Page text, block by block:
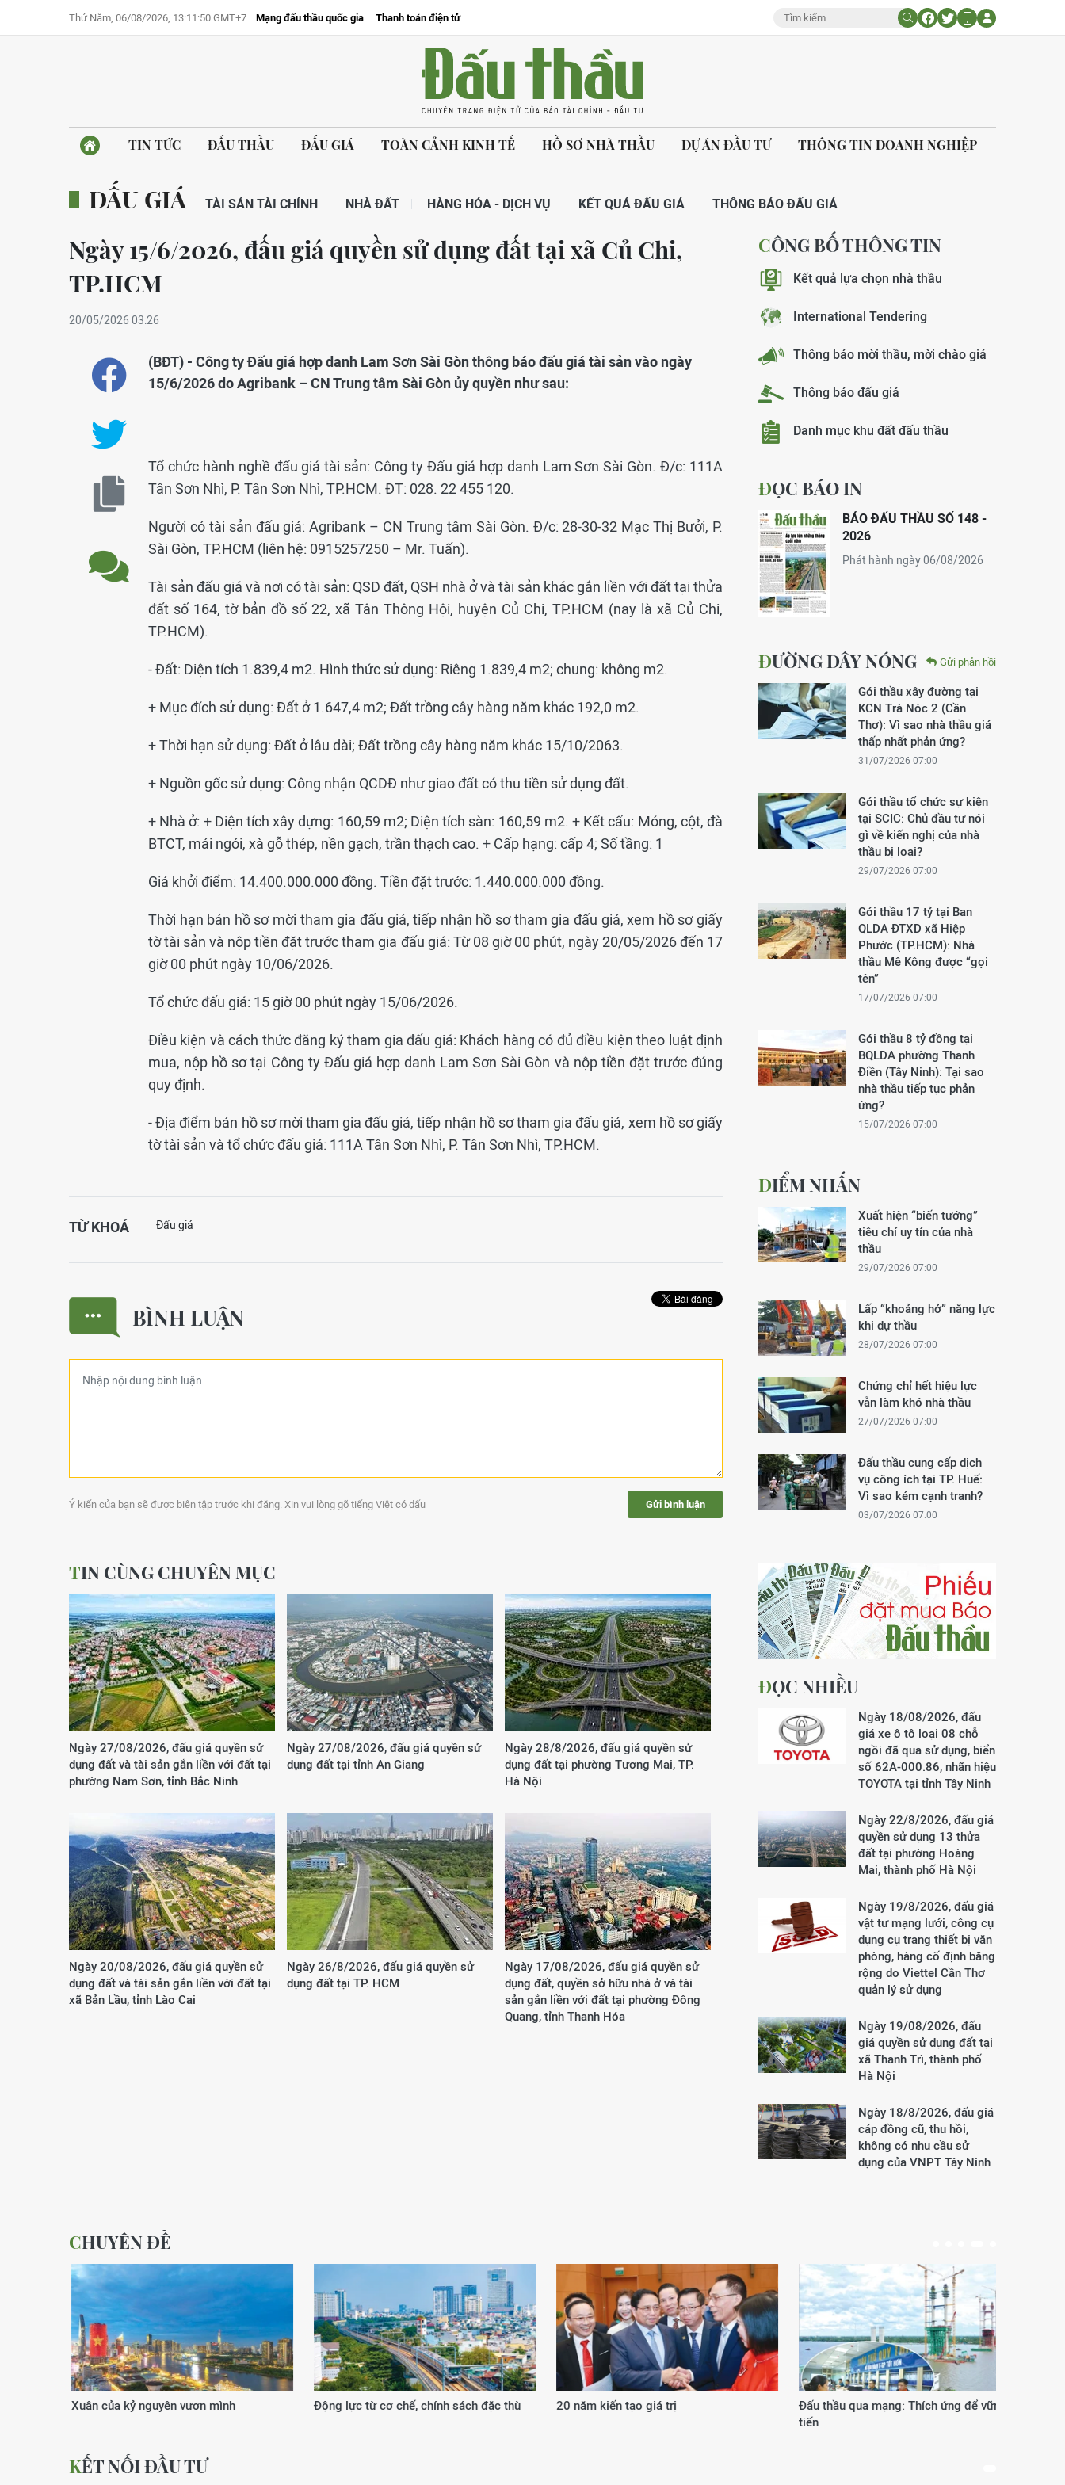
Thứ Năm, 06/08/2026, 13:11:50 GMT+7 Mạng đấu thầu quốc gia Thanh toán điện tử
TIN TỨC ĐẤU THẦU ĐẤU GIÁ TOÀN CẢNH KINH TẾ HỒ SƠ NHÀ THẦU DỰ ÁN ĐẦU TƯ THÔNG TIN DOANH NGHIỆP
ĐẤU GIÁ TÀI SẢN TÀI CHÍNH NHÀ ĐẤT HÀNG HÓA - DỊCH VỤ KẾT QUẢ ĐẤU GIÁ THÔNG BÁO ĐẤU GIÁ
Ngày 15/6/2026, đấu giá quyền sử dụng đất tại xã Củ Chi,
TP.HCM
20/05/2026 03:26
(BĐT) - Công ty Đấu giá hợp danh Lam Sơn Sài Gòn thông báo đấu giá tài sản vào ngày
15/6/2026 do Agribank – CN Trung tâm Sài Gòn ủy quyền như sau:
Tổ chức hành nghề đấu giá tài sản: Công ty Đấu giá hợp danh Lam Sơn Sài Gòn. Đ/c: 111A
Tân Sơn Nhì, P. Tân Sơn Nhì, TP.HCM. ĐT: 028. 22 455 120.
Người có tài sản đấu giá: Agribank – CN Trung tâm Sài Gòn. Đ/c: 28-30-32 Mạc Thị Bưởi, P.
Sài Gòn, TP.HCM (liên hệ: 0915257250 – Mr. Tuấn).
Tài sản đấu giá và nơi có tài sản: QSD đất, QSH nhà ở và tài sản khác gắn liền với đất tại thửa
đất số 164, tờ bản đồ số 22, xã Tân Thông Hội, huyện Củ Chi, TP.HCM (nay là xã Củ Chi,
TP.HCM).
- Đất: Diện tích 1.839,4 m2. Hình thức sử dụng: Riêng 1.839,4 m2; chung: không m2.
+ Mục đích sử dụng: Đất ở 1.647,4 m2; Đất trồng cây hàng năm khác 192,0 m2.
+ Thời hạn sử dụng: Đất ở lâu dài; Đất trồng cây hàng năm khác 15/10/2063.
+ Nguồn gốc sử dụng: Công nhận QCDĐ như giao đất có thu tiền sử dụng đất.
+ Nhà ở: + Diện tích xây dựng: 160,59 m2; Diện tích sàn: 160,59 m2. + Kết cấu: Móng, cột, đà
BTCT, mái ngói, xà gỗ thép, nền gạch, trần thạch cao. + Cấp hạng: cấp 4; Số tầng: 1
Giá khởi điểm: 14.400.000.000 đồng. Tiền đặt trước: 1.440.000.000 đồng.
Thời hạn bán hồ sơ mời tham gia đấu giá, tiếp nhận hồ sơ tham gia đấu giá, xem hồ sơ giấy
tờ tài sản và nộp tiền đặt trước tham gia đấu giá: Từ 08 giờ 00 phút, ngày 20/05/2026 đến 17
giờ 00 phút ngày 10/06/2026.
Tổ chức đấu giá: 15 giờ 00 phút ngày 15/06/2026.
Điều kiện và cách thức đăng ký tham gia đấu giá: Khách hàng có đủ điều kiện theo luật định
mua, nộp hồ sơ tại Công ty Đấu giá hợp danh Lam Sơn Sài Gòn và nộp tiền đặt trước đúng
quy định.
- Địa điểm bán hồ sơ mời tham gia đấu giá, tiếp nhận hồ sơ tham gia đấu giá, xem hồ sơ giấy
tờ tài sản và tổ chức đấu giá: 111A Tân Sơn Nhì, P. Tân Sơn Nhì, TP.HCM.
TỪ KHOÁ Đấu giá
BÌNH LUẬN
Ý kiến của bạn sẽ được biên tập trước khi đăng. Xin vui lòng gõ tiếng Việt có dấu Gửi bình luận
TIN CÙNG CHUYÊN MỤC
Ngày 27/08/2026, đấu giá quyền sử
dụng đất và tài sản gắn liền với đất tại
phường Nam Sơn, tỉnh Bắc Ninh
Ngày 27/08/2026, đấu giá quyền sử
dụng đất tại tỉnh An Giang
Ngày 28/8/2026, đấu giá quyền sử
dụng đất tại phường Tương Mai, TP.
Hà Nội
Ngày 20/08/2026, đấu giá quyền sử
dụng đất và tài sản gắn liền với đất tại
xã Bản Lầu, tỉnh Lào Cai
Ngày 26/8/2026, đấu giá quyền sử
dụng đất tại TP. HCM
Ngày 17/08/2026, đấu giá quyền sử
dụng đất, quyền sở hữu nhà ở và tài
sản gắn liền với đất tại phường Đông
Quang, tỉnh Thanh Hóa
CÔNG BỐ THÔNG TIN
Kết quả lựa chọn nhà thầu
International Tendering
Thông báo mời thầu, mời chào giá
Thông báo đấu giá
Danh mục khu đất đấu thầu
ĐỌC BÁO IN
BÁO ĐẤU THẦU SỐ 148 -
2026
Phát hành ngày 06/08/2026
ĐƯỜNG DÂY NÓNG Gửi phản hồi
Gói thầu xây đường tại
KCN Trà Nóc 2 (Cần
Thơ): Vì sao nhà thầu giá
thấp nhất phản ứng?
31/07/2026 07:00
Gói thầu tổ chức sự kiện
tại SCIC: Chủ đầu tư nói
gì về kiến nghị của nhà
thầu bị loại?
29/07/2026 07:00
Gói thầu 17 tỷ tại Ban
QLDA ĐTXD xã Hiệp
Phước (TP.HCM): Nhà
thầu Mê Kông được “gọi
tên”
17/07/2026 07:00
Gói thầu 8 tỷ đồng tại
BQLDA phường Thanh
Điền (Tây Ninh): Tại sao
nhà thầu tiếp tục phản
ứng?
15/07/2026 07:00
ĐIỂM NHẤN
Xuất hiện “biến tướng”
tiêu chí uy tín của nhà
thầu
29/07/2026 07:00
Lấp “khoảng hở” năng lực
khi dự thầu
28/07/2026 07:00
Chứng chỉ hết hiệu lực
vẫn làm khó nhà thầu
27/07/2026 07:00
Đấu thầu cung cấp dịch
vụ công ích tại TP. Huế:
Vì sao kém cạnh tranh?
03/07/2026 07:00
ĐỌC NHIỀU
Ngày 18/08/2026, đấu
giá xe ô tô loại 08 chỗ
ngồi đã qua sử dụng, biển
số 62A-000.86, nhãn hiệu
TOYOTA tại tỉnh Tây Ninh
Ngày 22/8/2026, đấu giá
quyền sử dụng 13 thửa
đất tại phường Hoàng
Mai, thành phố Hà Nội
Ngày 19/8/2026, đấu giá
vật tư mạng lưới, công cụ
dụng cụ trang thiết bị văn
phòng, hàng cố định băng
rộng do Viettel Cần Thơ
quản lý sử dụng
Ngày 19/08/2026, đấu
giá quyền sử dụng đất tại
xã Thanh Trì, thành phố
Hà Nội
Ngày 18/8/2026, đấu giá
cáp đồng cũ, thu hồi,
không có nhu cầu sử
dụng của VNPT Tây Ninh
CHUYÊN ĐỀ
Xuân của kỷ nguyên vươn mình Động lực từ cơ chế, chính sách đặc thù 20 năm kiến tạo giá trị
Đấu thầu qua mạng: Thích ứng để vững
tiến
KẾT NỐI ĐẦU TƯ